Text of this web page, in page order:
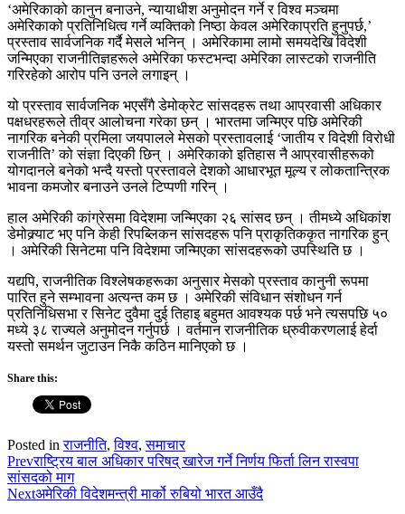
‘अमेरिकाको कानुन बनाउने, न्यायाधीश अनुमोदन गर्ने र विश्व मञ्चमा
अमेरिकाको प्रतिनिधित्व गर्ने व्यक्तिको निष्ठा केवल अमेरिकाप्रति हुनुपर्छ,’
प्रस्ताव सार्वजनिक गर्दै मेसले भनिन् । अमेरिकामा लामो समयदेखि विदेशी
जन्मिएका राजनीतिज्ञहरूले अमेरिका फस्टभन्दा अमेरिका लास्टको राजनीति
गरिरहेको आरोप पनि उनले लगाइन् ।
यो प्रस्ताव सार्वजनिक भएसँगै डेमोक्रेट सांसदहरू तथा आप्रवासी अधिकार
पक्षधरहरूले तीव्र आलोचना गरेका छन् । भारतमा जन्मिएर पछि अमेरिकी
नागरिक बनेकी प्रमिला जयपालले मेसको प्रस्तावलाई ‘जातीय र विदेशी विरोधी
राजनीति’ को संज्ञा दिएकी छिन् । अमेरिकाको इतिहास नै आप्रवासीहरूको
योगदानले बनेको भन्दै यस्तो प्रस्तावले देशको आधारभूत मूल्य र लोकतान्त्रिक
भावना कमजोर बनाउने उनले टिप्पणी गरिन् ।
हाल अमेरिकी कांग्रेसमा विदेशमा जन्मिएका २६ सांसद छन् । तीमध्ये अधिकांश
डेमोक्र्याट भए पनि केही रिपब्लिकन सांसदहरू पनि प्राकृतिककृत नागरिक हुन्
। अमेरिकी सिनेटमा पनि विदेशमा जन्मिएका सांसदहरूको उपस्थिति छ ।
यद्यपि, राजनीतिक विश्लेषकहरूका अनुसार मेसको प्रस्ताव कानुनी रूपमा
पारित हुने सम्भावना अत्यन्त कम छ । अमेरिकी संविधान संशोधन गर्न
प्रतिनिधिसभा र सिनेट दुवैमा दुई तिहाइ बहुमत आवश्यक पर्छ भने त्यसपछि ५०
मध्ये ३८ राज्यले अनुमोदन गर्नुपर्छ । वर्तमान राजनीतिक ध्रुवीकरणलाई हेर्दा
यस्तो समर्थन जुटाउन निकै कठिन मानिएको छ ।
Share this:
Posted inराजनीति,विश्व,समाचार
Prevराष्ट्रिय बाल अधिकार परिषद् खारेज गर्ने निर्णय फिर्ता लिन रास्वपा
सांसदको माग
Nextअमेरिकी विदेशमन्त्री मार्को रुबियो भारत आउँदै